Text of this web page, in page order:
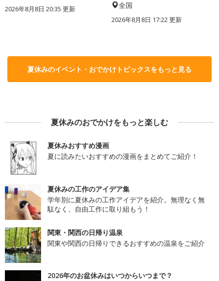
2026年8月8日 20:35 更新 全国
2026年8月8日 17:22更新
夏休みのイベント・おでかけトピックスをもっと見る
夏休みのおでかけをもっと楽しむ
夏休みおすすめ漫画
夏に読みたいおすすめの漫画をまとめてご紹介！
夏休みの工作のアイデア集
学年別に夏休みの工作アイデアを紹介。無理なく無
駄なく、自由工作に取り組もう！
関東・関西の日帰り温泉
関東や関西の日帰りできるおすすめの温泉をご紹介
2026年のお盆休みはいつからいつまで？